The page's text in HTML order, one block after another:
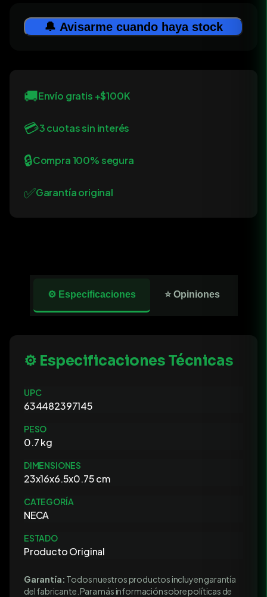
🔔 Avisarme cuando haya stock
🚚Envío gratis +$100K
💳3 cuotas sin interés
🔒Compra 100% segura
✅Garantía original
⚙️ Especificaciones ⭐ Opiniones
⚙️ Especificaciones Técnicas
UPC
634482397145
PESO
0.7 kg
DIMENSIONES
23x16x6.5x0.75 cm
CATEGORÍA
NECA
ESTADO
Producto Original
Garantía: Todos nuestros productos incluyen garantía
del fabricante. Para más información sobre políticas de